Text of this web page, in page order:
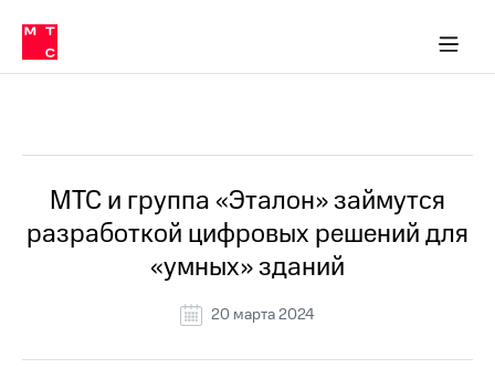
Медиа-центр
и акционерам
Устойчивое развитие
Комплаенс и деловая этика
компании
Карьера
История
компании
Руководство
информация
в МТС
Пресс-
релизы
о технологиях
МТС и группа «Эталон» займутся
разработкой цифровых решений для
«умных» зданий
20 марта 2024